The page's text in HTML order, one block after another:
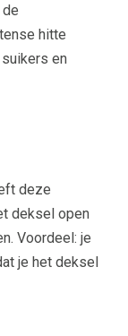
hitte
en
deze
deksel open
Voordeel: je
je het deksel